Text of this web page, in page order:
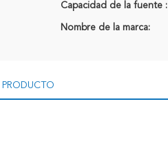
Capacidad de la fuente :
Nombre de la marca:
PRODUCTO